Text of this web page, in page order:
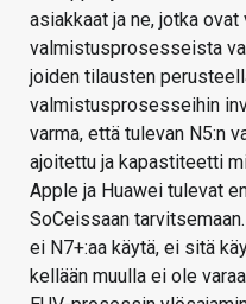
asiakkaat ja ne, jotka
valmistusprosesseista
joiden tilausten
valmistusprosesseihin
varma, että tulevan N5:n
ajoitettu ja kapastiteetti
Apple ja Huawei tulevat
SoCeissaan
ei N7+:aa käytä, ei sitä
kellään muulla ei ole